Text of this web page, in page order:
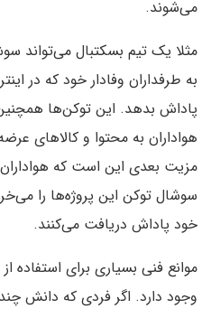
می‌شوند.
مثلا یک تیم بسکتبال می‌تواند
به طرفداران وفادار خود که در
پاداش بدهد. این توکن‌ها
هواداران به محتوا و کالاهای
مزیت بعدی این است که
سوشال توکن این پروژه‌ها را
خود پاداش دریافت می‌کنند.
موانع فنی بسیاری برای استفاده
وجود دارد. اگر فردی که دانش